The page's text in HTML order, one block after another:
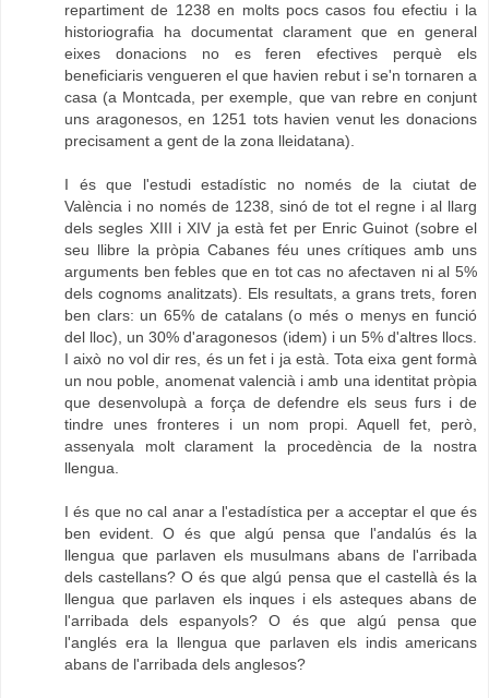
repartiment de 1238 en molts pocs casos fou efectiu i la
historiografia ha documentat clarament que en general
eixes donacions no es feren efectives perquè els
beneficiaris vengueren el que havien rebut i se'n tornaren a
casa (a Montcada, per exemple, que van rebre en conjunt
uns aragonesos, en 1251 tots havien venut les donacions
precisament a gent de la zona lleidatana).
I és que l'estudi estadístic no només de la ciutat de
València i no només de 1238, sinó de tot el regne i al llarg
dels segles XIII i XIV ja està fet per Enric Guinot (sobre el
seu llibre la pròpia Cabanes féu unes crítiques amb uns
arguments ben febles que en tot cas no afectaven ni al 5%
dels cognoms analitzats). Els resultats, a grans trets, foren
ben clars: un 65% de catalans (o més o menys en funció
del lloc), un 30% d'aragonesos (idem) i un 5% d'altres llocs.
I això no vol dir res, és un fet i ja està. Tota eixa gent formà
un nou poble, anomenat valencià i amb una identitat pròpia
que desenvolupà a força de defendre els seus furs i de
tindre unes fronteres i un nom propi. Aquell fet, però,
assenyala molt clarament la procedència de la nostra
llengua.
I és que no cal anar a l'estadística per a acceptar el que és
ben evident. O és que algú pensa que l'andalús és la
llengua que parlaven els musulmans abans de l'arribada
dels castellans? O és que algú pensa que el castellà és la
llengua que parlaven els inques i els asteques abans de
l'arribada dels espanyols? O és que algú pensa que
l'anglés era la llengua que parlaven els indis americans
abans de l'arribada dels anglesos?